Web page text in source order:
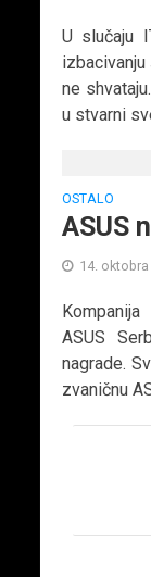
U slučaju
ne
u stvarni
OSTALO
ASUS
14. oktobra
ASUS
nagrade.
zvaničnu